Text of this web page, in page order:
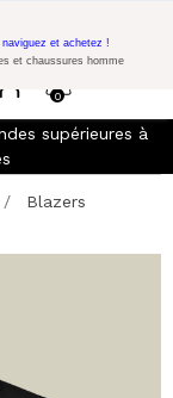
300€ d'achat
0
et achetez !
et chaussures homme
supérieures à
Blazers